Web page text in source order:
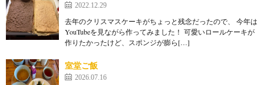
2022.12.29
去年のクリスマスケーキがちょっと残念だったので、 今年は
YouTubeを見ながら作ってみました！ 可愛いロールケーキが
作りたかったけど、スポンジが膨ら[…]
室堂ご飯
2026.07.16